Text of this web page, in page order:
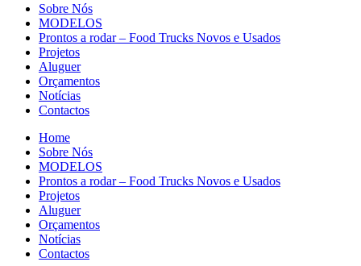
Sobre Nós
MODELOS
Prontos a rodar – Food Trucks Novos e Usados
Projetos
Aluguer
Orçamentos
Notícias
Contactos
Home
Sobre Nós
MODELOS
Prontos a rodar – Food Trucks Novos e Usados
Projetos
Aluguer
Orçamentos
Notícias
Contactos